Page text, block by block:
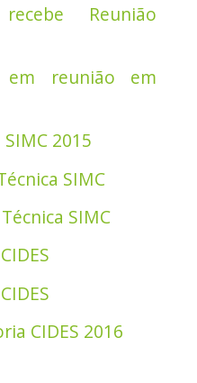
Reunião
reunião em
2015
SIMC
SIMC
CIDES 2016